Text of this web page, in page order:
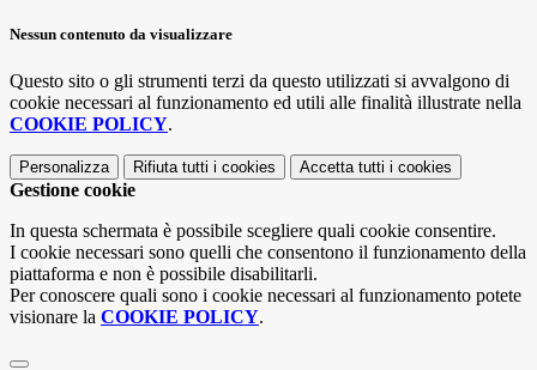
Nessun contenuto da visualizzare
Questo sito o gli strumenti terzi da questo utilizzati si avvalgono di
cookie necessari al funzionamento ed utili alle finalità illustrate nella
COOKIE POLICY.
Personalizza Rifiuta tutti i cookies Accetta tutti i cookies
Gestione cookie
In questa schermata è possibile scegliere quali cookie consentire.
I cookie necessari sono quelli che consentono il funzionamento della
piattaforma e non è possibile disabilitarli.
Per conoscere quali sono i cookie necessari al funzionamento potete
visionare la COOKIE POLICY.